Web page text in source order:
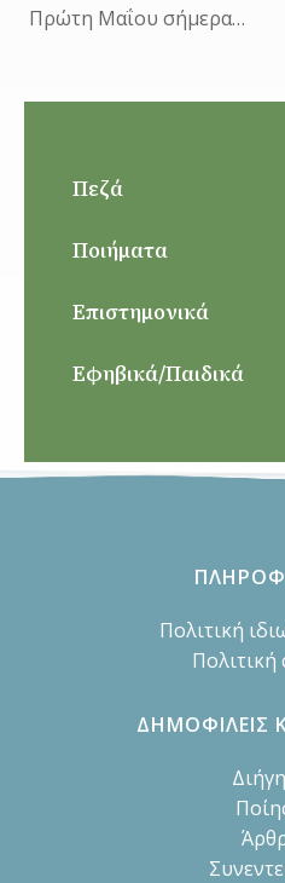
Πεζά
Ποιήματα
Επιστημονικά
Εφηβικά/Παιδικά
Πρώτη Μαΐου σήμερα…
Πολιτική
Πολιτική
ΔΗΜΟΦΙΛΕΙΣ